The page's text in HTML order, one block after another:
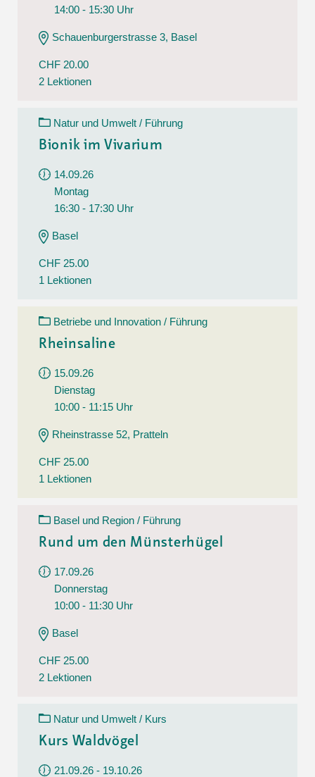
14:00 - 15:30 Uhr
Schauenburgerstrasse 3, Basel
CHF 20.00
2 Lektionen
Natur und Umwelt / Führung
Bionik im Vivarium
14.09.26
Montag
16:30 - 17:30 Uhr
Basel
CHF 25.00
1 Lektionen
Betriebe und Innovation / Führung
Rheinsaline
15.09.26
Dienstag
10:00 - 11:15 Uhr
Rheinstrasse 52, Pratteln
CHF 25.00
1 Lektionen
Basel und Region / Führung
Rund um den Münsterhügel
17.09.26
Donnerstag
10:00 - 11:30 Uhr
Basel
CHF 25.00
2 Lektionen
Natur und Umwelt / Kurs
Kurs Waldvögel
21.09.26 - 19.10.26